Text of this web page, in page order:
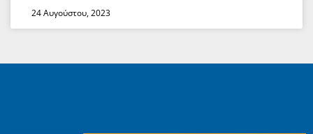
24 Αυγούστου, 2023